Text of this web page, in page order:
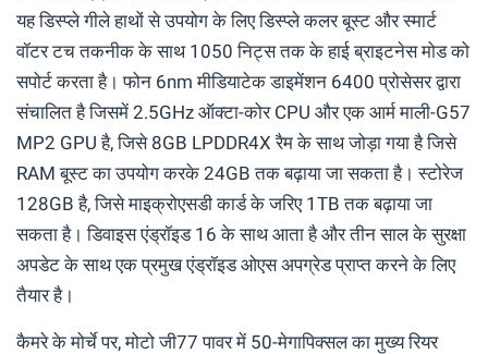
यह डिस्प्ले गीले हाथों से उपयोग के लिए डिस्प्ले कलर बूस्ट और स्मार्ट
वॉटर टच तकनीक के साथ 1050 निट्स तक के हाई ब्राइटनेस मोड को
सपोर्ट करता है। फोन 6nm मीडियाटेक डाइमेंशन 6400 प्रोसेसर द्वारा
संचालित है जिसमें 2.5GHz ऑक्टा-कोर CPU और एक आर्म माली-G57
MP2 GPU है, जिसे 8GB LPDDR4X रैम के साथ जोड़ा गया है जिसे
RAM बूस्ट का उपयोग करके 24GB तक बढ़ाया जा सकता है। स्टोरेज
128GB है, जिसे माइक्रोएसडी कार्ड के जरिए 1TB तक बढ़ाया जा
सकता है। डिवाइस एंड्रॉइड 16 के साथ आता है और तीन साल के सुरक्षा
अपडेट के साथ एक प्रमुख एंड्रॉइड ओएस अपग्रेड प्राप्त करने के लिए
तैयार है।
कैमरे के मोर्चे पर, मोटो जी77 पावर में 50-मेगापिक्सल का मुख्य रियर